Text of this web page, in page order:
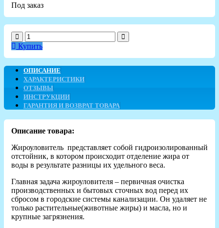
Под заказ
Купить
ОПИСАНИЕ
ХАРАКТЕРИСТИКИ
ОТЗЫВЫ
ИНСТРУКЦИИ
ГАРАНТИЯ И ВОЗВРАТ ТОВАРА
Описание товара:
Жироуловитель представляет собой гидроизолированный
отстойник, в котором происходит отделение жира от
воды в результате разницы их удельного веса.
Главная задача жироуловителя – первичная очистка
производственных и бытовых сточных вод перед их
сбросом в городские системы канализации. Он удаляет не
только растительные(животные жиры) и масла, но и
крупные загрязнения.